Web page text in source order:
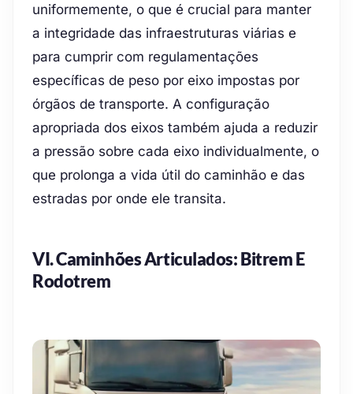
uniformemente, o que é crucial para manter
a integridade das infraestruturas viárias e
para cumprir com regulamentações
específicas de peso por eixo impostas por
órgãos de transporte. A configuração
apropriada dos eixos também ajuda a reduzir
a pressão sobre cada eixo individualmente, o
que prolonga a vida útil do caminhão e das
estradas por onde ele transita.
VI. Caminhões Articulados: Bitrem E
Rodotrem